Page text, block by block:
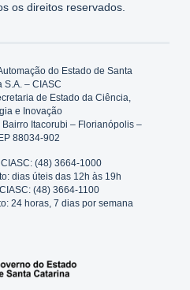
os direitos reservados.
do Estado de Santa
S.A. – CIASC
de Estado da Ciência,
e Inovação
Itacorubi – Florianópolis –
88034-902
(48) 3664-1000
dias úteis das 12h às 19h
(48) 3664-1100
24 horas, 7 dias por semana